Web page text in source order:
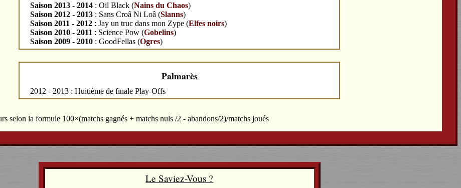
Saison 2013 - 2014 : Oil Black (Nains du Chaos)
Saison 2012 - 2013 : Sans Croâ Ni Loâ (Slanns)
Saison 2011 - 2012 : Jay un truc dans mon Zype (Elfes noirs)
Saison 2010 - 2011 : Science Pow (Gobelins)
Saison 2009 - 2010 : GoodFellas (Ogres)
Palmarès
2012 - 2013 : Huitième de finale Play-Offs
selon la formule 100×(matchs gagnés + matchs nuls /2 - abandons/2)/matchs joués
Le Saviez-Vous ?